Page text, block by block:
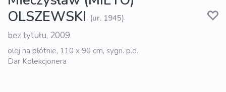
OLSZEWSKI (ur. 1945)
bez tytułu, 2009
olej na płótnie, 110 x 90 cm, sygn. p.d.
Dar Kolekcjonera